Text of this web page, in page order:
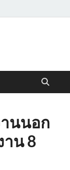
นนอก
น 8